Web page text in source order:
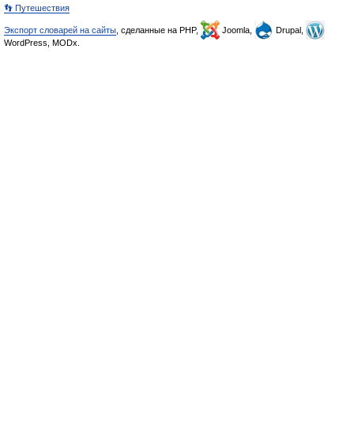
👣 Путешествия
Экспорт словарей на сайты , сделанные на PHP, Joomla,
Drupal,
WordPress, MODx.